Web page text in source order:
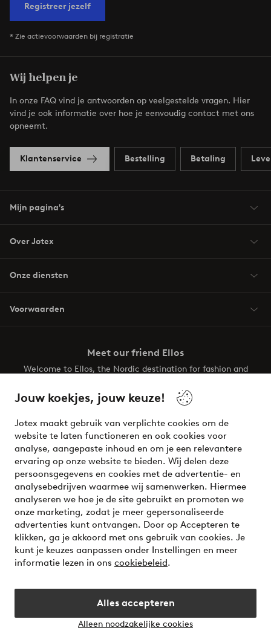
Jouw koekjes, jouw keuze!
Jotex maakt gebruik van verplichte cookies om de
website te laten functioneren en ook cookies voor
analyse, aangepaste inhoud en om je een relevantere
ervaring op onze website te bieden. Wij delen deze
persoonsgegevens en cookies met de advertentie- en
analysebedrijven waarmee wij samenwerken. Hiermee
analyseren we hoe je de site gebruikt en promoten we
onze marketing, zodat je meer gepersonaliseerde
advertenties kunt ontvangen. Door op Accepteren te
klikken, ga je akkoord met ons gebruik van cookies. Je
kunt je keuzes aanpassen onder Instellingen en meer
informatie lezen in ons cookiebeleid.
Alles accepteren
Alleen noodzakelijke cookies
Registreer jezelf
* Zie actievoorwaarden bij registratie
Wij helpen je
In onze FAQ vind je antwoorden op veelgestelde vragen. Hier
vind je ook informatie over hoe je eenvoudig contact met ons
opneemt.
Klantenservice Bestelling Betaling
Mijn pagina's
Over Jotex
Onze diensten
Voorwaarden
Meet our friend Ellos
Welcome to Ellos, the Nordic destination for fashion and
your wardrobe. Your next inspiring look is here!
Veilig betalen - Nu betalen of opsplitsen
Wil je meer weten over onze betaalopties?